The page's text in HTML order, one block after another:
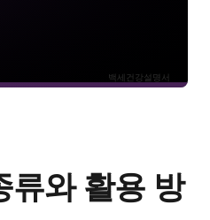
백세건강설명서
류와 활용 방